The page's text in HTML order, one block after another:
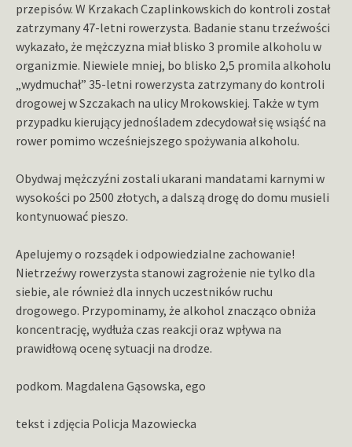
przepisów. W Krzakach Czaplinkowskich do kontroli został
zatrzymany 47-letni rowerzysta. Badanie stanu trzeźwości
wykazało, że mężczyzna miał blisko 3 promile alkoholu w
organizmie. Niewiele mniej, bo blisko 2,5 promila alkoholu
„wydmuchał” 35-letni rowerzysta zatrzymany do kontroli
drogowej w Szczakach na ulicy Mrokowskiej. Także w tym
przypadku kierujący jednośladem zdecydował się wsiąść na
rower pomimo wcześniejszego spożywania alkoholu.
Obydwaj mężczyźni zostali ukarani mandatami karnymi w
wysokości po 2500 złotych, a dalszą drogę do domu musieli
kontynuować pieszo.
Apelujemy o rozsądek i odpowiedzialne zachowanie!
Nietrzeźwy rowerzysta stanowi zagrożenie nie tylko dla
siebie, ale również dla innych uczestników ruchu
drogowego. Przypominamy, że alkohol znacząco obniża
koncentrację, wydłuża czas reakcji oraz wpływa na
prawidłową ocenę sytuacji na drodze.
podkom. Magdalena Gąsowska, ego
tekst i zdjęcia Policja Mazowiecka